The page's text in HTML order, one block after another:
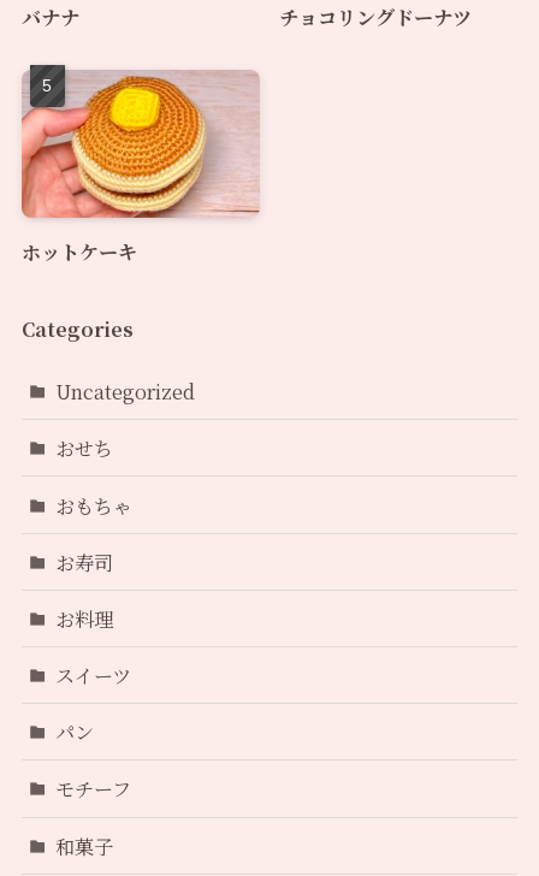
バナナ チョコリングドーナツ
ホットケーキ
Categories
Uncategorized
おせち
おもちゃ
お寿司
お料理
スイーツ
パン
モチーフ
和菓子